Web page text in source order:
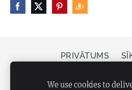
PRIVĀTUMS
Veikals Bergs, Elizabetes
We use cookies to